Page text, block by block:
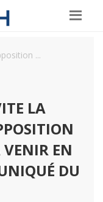
...
LA
EN
DU